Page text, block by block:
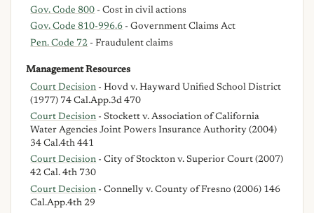
Gov. Code 800 - Cost in civil actions
Gov. Code 810-996.6 - Government Claims Act
Pen. Code 72 - Fraudulent claims
Management Resources
Court Decision - Hovd v. Hayward Unified School District
(1977) 74 Cal.App.3d 470
Court Decision - Stockett v. Association of California
Water Agencies Joint Powers Insurance Authority (2004)
34 Cal.4th 441
Court Decision - City of Stockton v. Superior Court (2007)
42 Cal. 4th 730
Court Decision - Connelly v. County of Fresno (2006) 146
Cal.App.4th 29